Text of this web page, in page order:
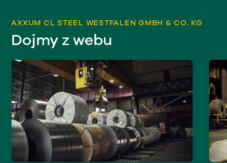
AXXUM CL STEEL WESTFALEN GMBH & CO. KG
Dojmy z webu